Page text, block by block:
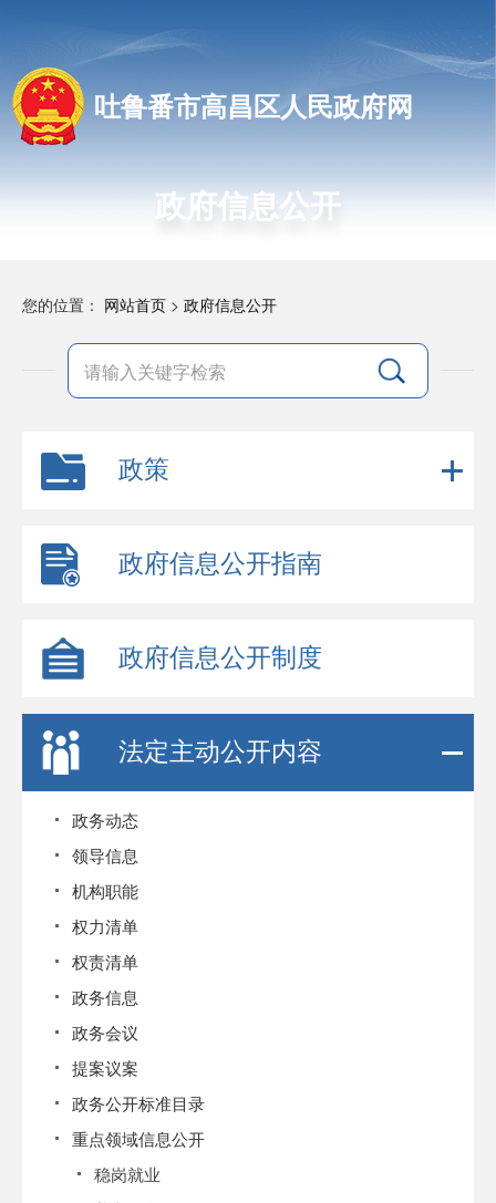
吐鲁番市高昌区人民政府网
政府信息公开
您的位置： 网站首页 > 政府信息公开
政策
政府信息公开指南
政府信息公开制度
法定主动公开内容
政务动态
领导信息
机构职能
权力清单
权责清单
政务信息
政务会议
提案议案
政务公开标准目录
重点领域信息公开
稳岗就业